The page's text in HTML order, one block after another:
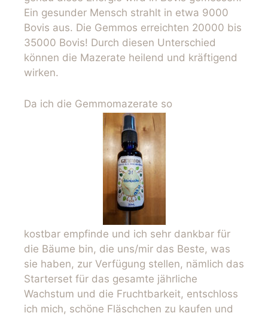
Ein gesunder Mensch strahlt in etwa 9000
Bovis aus. Die Gemmos erreichten 20000 bis
35000 Bovis! Durch diesen Unterschied
können die Mazerate heilend und kräftigend
wirken.
Da ich die Gemmomazerate so
kostbar empfinde und ich sehr dankbar für
die Bäume bin, die uns/mir das Beste, was
sie haben, zur Verfügung stellen, nämlich das
Starterset für das gesamte jährliche
Wachstum und die Fruchtbarkeit, entschloss
ich mich, schöne Fläschchen zu kaufen und